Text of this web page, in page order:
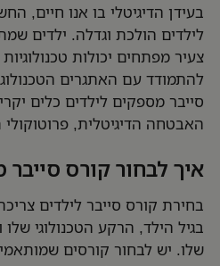
בעידן הדיגיטלי בו אנו חיים,
לילדים הולכת וגדלה. ילדים
צעיר מפתחים יכולות
להתמודד עם האתגרים
סייבר מספקים לילדים כלים
האבטחה הדיגיטלית,
איך לבחור קורס
בחירת קורס סייבר לילדים
בגיל הילד, הרקע הטכנולוגי שלו
שלו. יש לבחור קורסים